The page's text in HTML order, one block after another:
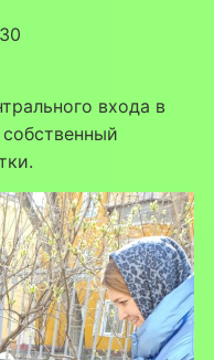
входа в